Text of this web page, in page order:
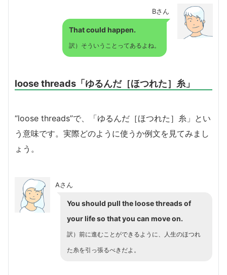
Bさん
That could happen.
訳）そういうことってあるよね。
loose threads「ゆるんだ［ほつれた］糸」
“loose threads”で、「ゆるんだ［ほつれた］糸」とい
う意味です。実際どのように使うか例文を見てみまし
ょう。
Aさん
You should pull the loose threads of
your life so that you can move on.
訳）前に進むことができるように、人生のほつれ
た糸を引っ張るべきだよ。